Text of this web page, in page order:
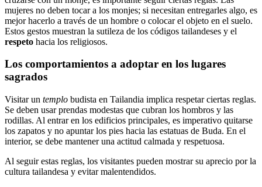
mujeres no deben tocar a los monjes; si necesitan entregarles algo, es
mejor hacerlo a través de un hombre o colocar el objeto en el suelo.
Estos gestos muestran la sutileza de los códigos tailandeses y el
respeto hacia los religiosos.
Los comportamientos a adoptar en los lugares
sagrados
Visitar un templo budista en Tailandia implica respetar ciertas reglas.
Se deben usar prendas modestas que cubran los hombros y las
rodillas. Al entrar en los edificios principales, es imperativo quitarse
los zapatos y no apuntar los pies hacia las estatuas de Buda. En el
interior, se debe mantener una actitud calmada y respetuosa.
Al seguir estas reglas, los visitantes pueden mostrar su aprecio por la
cultura tailandesa y evitar malentendidos.